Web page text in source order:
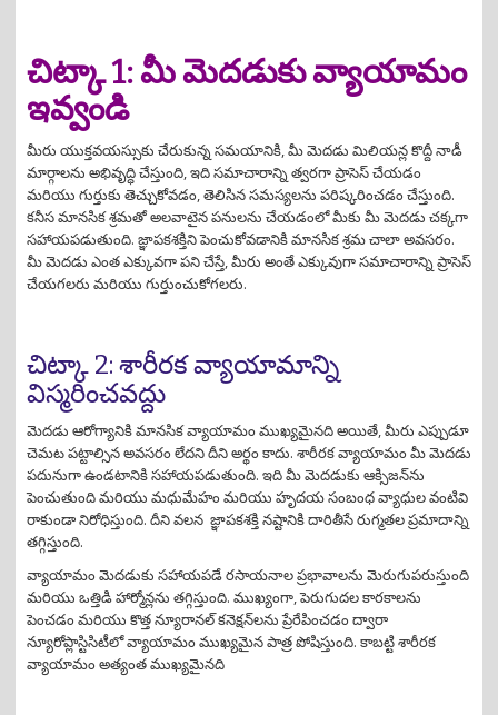
చిట్కా 1: మీ మెదడుకు వ్యాయామం
ఇవ్వండి
మీరు యుక్తవయస్సుకు చేరుకున్న సమయానికి, మీ మెదడు మిలియన్ల కొద్దీ నాడీ
మార్గాలను అభివృద్ధి చేస్తుంది, ఇది సమాచారాన్ని త్వరగా ప్రాసెస్ చేయడం
మరియు గుర్తుకు తెచ్చుకోవడం, తెలిసిన సమస్యలను పరిష్కరించడం చేస్తుంది.
కనీస మానసిక శ్రమతో అలవాటైన పనులను చేయడంలో మీకు మీ మెదడు చక్కగా
సహాయపడుతుంది. జ్ఞాపకశక్తిని పెంచుకోవడానికి మానసిక శ్రమ చాలా అవసరం.
మీ మెదడు ఎంత ఎక్కువగా పని చేస్తే, మీరు అంతే ఎక్కువుగా సమాచారాన్ని ప్రాసెస్
చేయగలరు మరియు గుర్తుంచుకోగలరు.
చిట్కా 2: శారీరక వ్యాయామాన్ని
విస్మరించవద్దు
మెదడు ఆరోగ్యానికి మానసిక వ్యాయామం ముఖ్యమైనది అయితే, మీరు ఎప్పుడూ
చెమట పట్టాల్సిన అవసరం లేదని దీని అర్థం కాదు. శారీరక వ్యాయామం మీ మెదడు
పదునుగా ఉండటానికి సహాయపడుతుంది. ఇది మీ మెదడుకు ఆక్సిజన్‌ను
పెంచుతుంది మరియు మధుమేహం మరియు హృదయ సంబంధ వ్యాధుల వంటివి
రాకుండా నిరోధిస్తుంది. దీని వలన జ్ఞాపకశక్తి నష్టానికి దారితీసే రుగ్మతల ప్రమాదాన్ని
తగ్గిస్తుంది.
వ్యాయామం మెదడుకు సహాయపడే రసాయనాల ప్రభావాలను మెరుగుపరుస్తుంది
మరియు ఒత్తిడి హార్మోన్లను తగ్గిస్తుంది. ముఖ్యంగా, పెరుగుదల కారకాలను
పెంచడం మరియు కొత్త న్యూరానల్ కనెక్షన్‌లను ప్రేరేపించడం ద్వారా
న్యూరోప్లాస్టిసిటీలో వ్యాయామం ముఖ్యమైన పాత్ర పోషిస్తుంది. కాబట్టి శారీరక
వ్యాయామం అత్యంత ముఖ్యమైనది